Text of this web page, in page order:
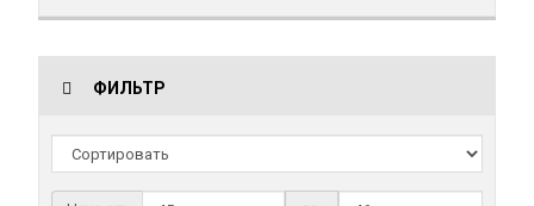
ФИЛЬТР